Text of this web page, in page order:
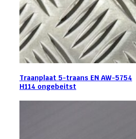
Traanplaat 5-traans EN AW-5754
H114 ongebeitst